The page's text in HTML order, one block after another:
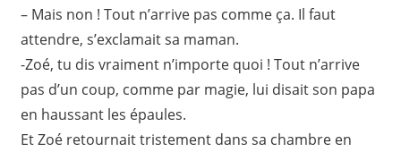
– Mais non ! Tout n’arrive pas comme ça. Il faut
attendre, s’exclamait sa maman.
-Zoé, tu dis vraiment n’importe quoi ! Tout n’arrive
pas d’un coup, comme par magie, lui disait son papa
en haussant les épaules.
Et Zoé retournait tristement dans sa chambre en